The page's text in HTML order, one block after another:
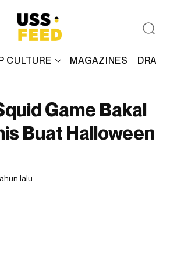
CULTURE MAGAZINES
Game Bakal
Buat Halloween
lalu